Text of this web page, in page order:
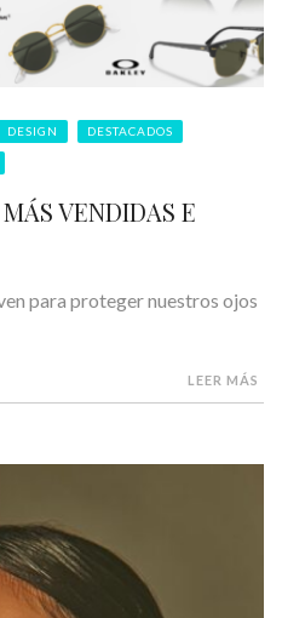
DESIGN DESTACADOS
VENDIDAS E
para proteger nuestros ojos
LEER MÁS